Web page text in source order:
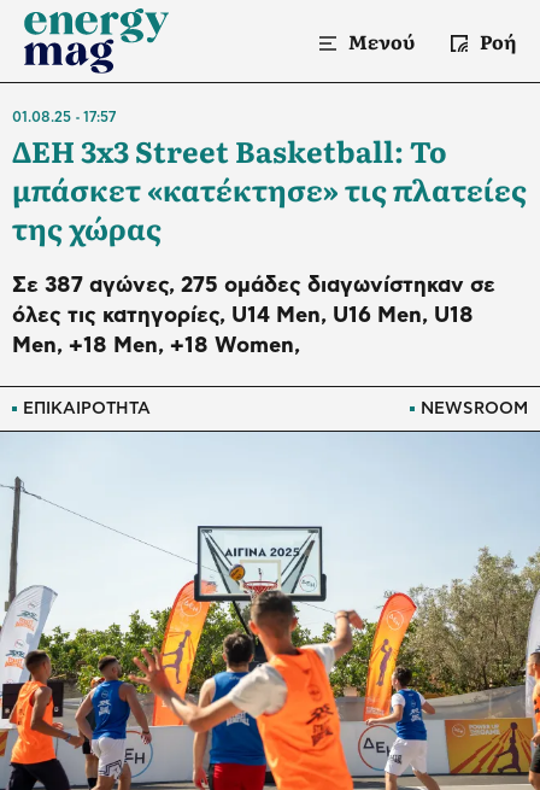
Μενού Ροή
ΕΠΙΚΑΙΡΟΤΗΤΑ NEWSROOM
01.08.25 17:57
ΔΕΗ 3x3 Street Basketball: Το
μπάσκετ «κατέκτησε» τις πλατείες
της χώρας
Σε 387 αγώνες, 275 ομάδες διαγωνίστηκαν σε
όλες τις κατηγορίες, U14 Men, U16 Men, U18
Men, +18 Men, +18 Women,